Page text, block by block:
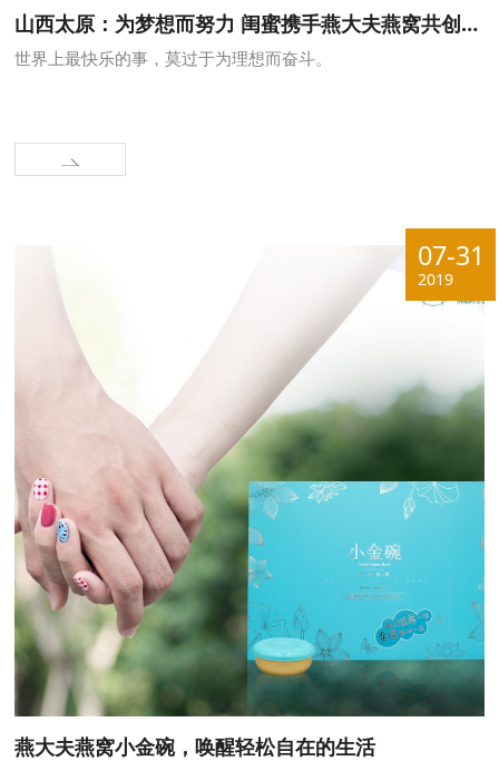
山西太原：为梦想而努力 闺蜜携手燕大夫燕窝共创未来
世界上最快乐的事，莫过于为理想而奋斗。
07-31
2019
燕大夫燕窝小金碗，唤醒轻松自在的生活